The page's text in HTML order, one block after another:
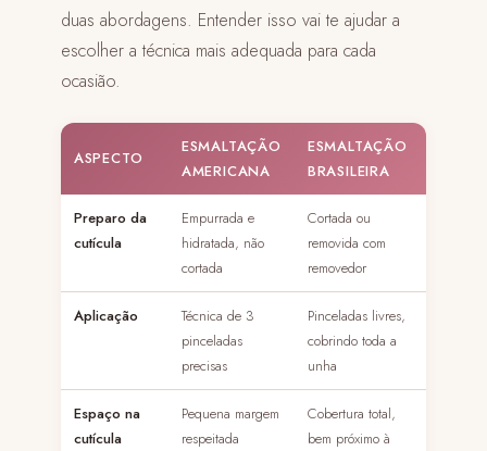
duas abordagens. Entender isso vai te ajudar a
escolher a técnica mais adequada para cada
ocasião.
ASPECTO
ESMALTAÇÃO
AMERICANA
ESMALTAÇÃO
BRASILEIRA
Preparo da
cutícula
Empurrada e
hidratada, não
cortada
Cortada ou
removida com
removedor
Aplicação
Técnica de 3
pinceladas
precisas
Pinceladas livres,
cobrindo toda a
unha
Espaço na
cutícula
Pequena margem
respeitada
Cobertura total,
bem próximo à